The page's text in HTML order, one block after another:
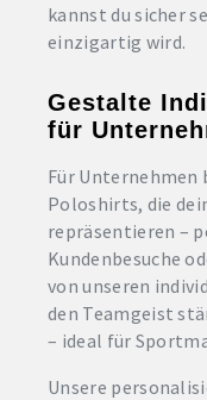
kannst du sicher
einzigartig wird.
Gestalte
für
Für Unternehmen
Poloshirts, die
repräsentieren –
Kundenbesuche
von unseren
den Teamgeist
– ideal für
Unsere